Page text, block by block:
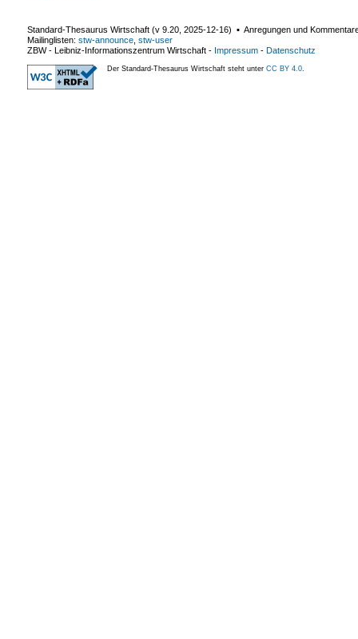
Standard-Thesaurus Wirtschaft (v 9.20 2025-12-16) ▪ Anregungen und
Mailinglisten: stw-announce stw-user
ZBW - Leibniz-Informationszentrum Wirtschaft - Impressum - Datenschutz
Der Standard-Thesaurus Wirtschaft steht unter CC BY 4.0